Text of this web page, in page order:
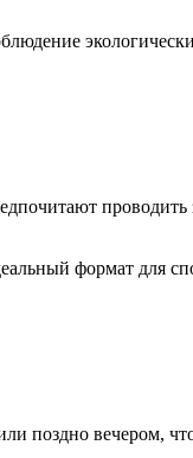
проводить
формат для
поздно вечером,